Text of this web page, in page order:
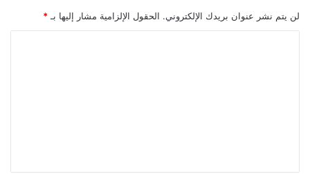
لن يتم نشر عنوان بريدك الإلكتروني. الحقول الإلزامية مشار إليها بـ *